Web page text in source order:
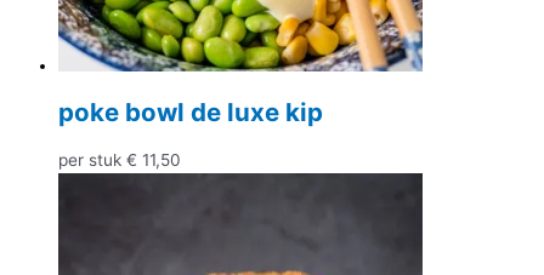
poke bowl de luxe kip
per stuk € 11,50